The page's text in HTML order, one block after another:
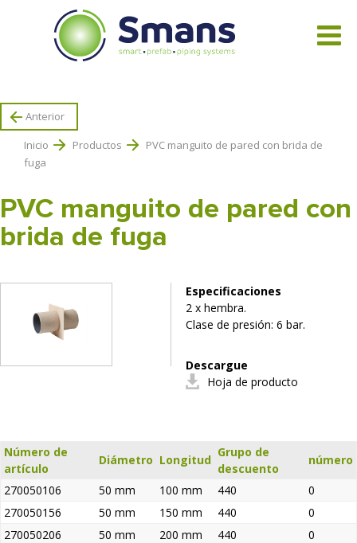
Anterior
Inicio
Productos
PVC manguito de pared con brida de
fuga
PVC manguito de pared con
brida de fuga
Especificaciones
2 x hembra.
Clase de presión: 6 bar.
Descargue
Hoja de producto
Número de
artículo
Diámetro Longitud
Grupo de
descuento
número
270050106
50 mm 100 mm 440
0
270050156
50 mm 150 mm 440
0
270050206
50 mm 200 mm 440
0
Todos los productos